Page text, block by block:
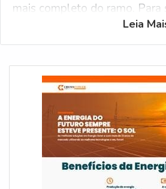
mais completo do ramo. Para
cotação de Painel solar com
uma ou mais das empresas
Leia